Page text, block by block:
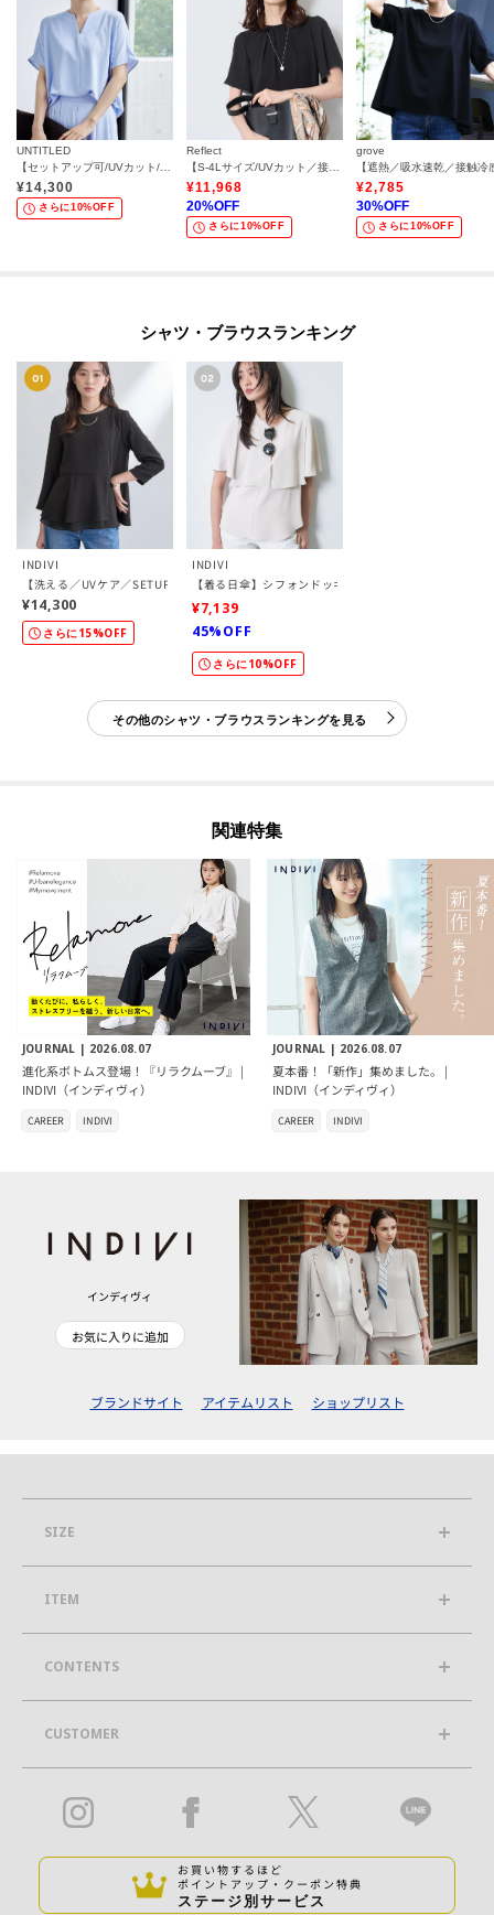
UNTITLED
【セットアップ可/UVカット/接触冷感/UVカット】リラクシーキーVネックブラウス
¥14,300
さらに10%OFF
Reflect
【S-4Lサイズ/UVカット／接触冷感】シフォンジャージブラウス
¥11,968
20%OFF
さらに10%OFF
grove
¥2,785
30%OFF
さらに10%OFF
シャツ・ブラウスランキング
INDIVI
【洗える／UVケア／SETUP可】着る日傘ペプラムブラウス
¥14,300
さらに15%OFF
INDIVI
【着る日傘】シフォンドッキングブラウス
¥7,139
45%OFF
さらに10%OFF
その他のシャツ・ブラウスランキングを見る
関連特集
JOURNAL | 2026.08.07
進化系ボトムス登場！『リラクムーブ』 |
INDIVI（インディヴィ）
CAREER INDIVI
JOURNAL | 2026.08.07
夏本番！「新作」集めました。 |
INDIVI（インディヴィ）
CAREER INDIVI
インディヴィ
お気に入りに追加
ブランドサイト アイテムリスト ショップリスト
SIZE
ITEM
CONTENTS
CUSTOMER
お買い物するほど
ポイントアップ・クーポン特典
ステージ別サービス